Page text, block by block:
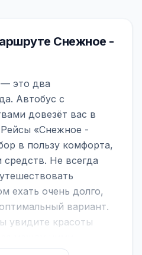
Снежное -
это два
Автобус с
довезёт вас в
«Снежное -
в пользу комфорта,
Не всегда
ехать очень долго,
вариант.
увидите красоты